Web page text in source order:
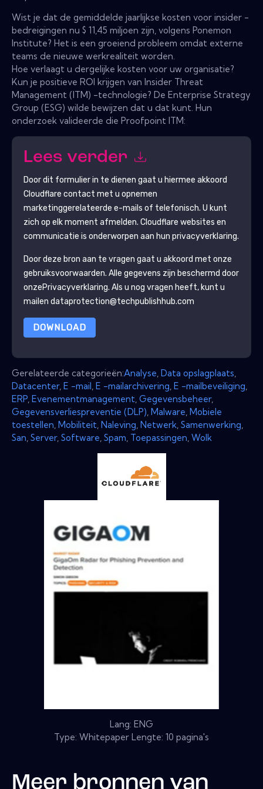
Wist je dat de gemiddelde jaarlijkse kosten voor insider -
bedreigingen nu $ 11,45 miljoen zijn, volgens Ponemon
Institute? Het is een groeiend probleem omdat externe
teams de nieuwe werkrealiteit worden.
Hoe verlaagt u dergelijke kosten voor uw organisatie?
Kun je positieve ROI krijgen van Insider Threat
Management (ITM) -technologie? De Enterprise Strategy
Group (ESG) wilde bewijzen dat u dat kunt. Hun
onderzoek valideerde die Proofpoint ITM:
Lees verder
Door dit formulier in te dienen gaat u hiermee akkoord
Cloudflare contact met u opnemen
marketinggerelateerde e-mails of telefonisch. U kunt
zich op elk moment afmelden. Cloudflare websites en
communicatie is onderworpen aan hun privacyverklaring.
Door deze bron aan te vragen gaat u akkoord met onze
gebruiksvoorwaarden. Alle gegevens zijn beschermd door
onzePrivacyverklaring. Als u nog vragen heeft, kunt u
mailen dataprotection@techpublishhub.com
DOWNLOAD
Gerelateerde categorieën:Analyse Data opslagplaats
Datacenter, E -mail E -mailarchivering E -mailbeveiliging
ERP Evenementmanagement Gegevensbeheer,
Gegevensverliespreventie (DLP) Malware Mobiele
toestellen Mobiliteit Naleving Netwerk Samenwerking
San Server, Software Spam Toepassingen Wolk
Lang: ENG
Type: Whitepaper Lengte: 10 pagina's
Meer bronnen van